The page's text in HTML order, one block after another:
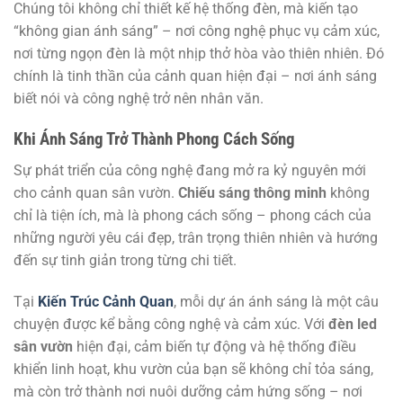
Chúng tôi không chỉ thiết kế hệ thống đèn, mà kiến tạo
“không gian ánh sáng” – nơi công nghệ phục vụ cảm xúc,
nơi từng ngọn đèn là một nhịp thở hòa vào thiên nhiên. Đó
chính là tinh thần của cảnh quan hiện đại – nơi ánh sáng
biết nói và công nghệ trở nên nhân văn.
Khi Ánh Sáng Trở Thành Phong Cách Sống
Sự phát triển của công nghệ đang mở ra kỷ nguyên mới
cho cảnh quan sân vườn. Chiếu sáng thông minh không
chỉ là tiện ích, mà là phong cách sống – phong cách của
những người yêu cái đẹp, trân trọng thiên nhiên và hướng
đến sự tinh giản trong từng chi tiết.
Tại Kiến Trúc Cảnh Quan, mỗi dự án ánh sáng là một câu
chuyện được kể bằng công nghệ và cảm xúc. Với đèn led
sân vườn hiện đại, cảm biến tự động và hệ thống điều
khiển linh hoạt, khu vườn của bạn sẽ không chỉ tỏa sáng,
mà còn trở thành nơi nuôi dưỡng cảm hứng sống – nơi